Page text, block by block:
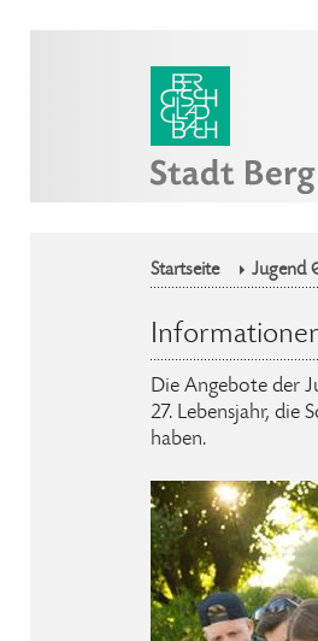
Startseite Jugend
Die Angebote der
27. Lebensjahr, die
haben.